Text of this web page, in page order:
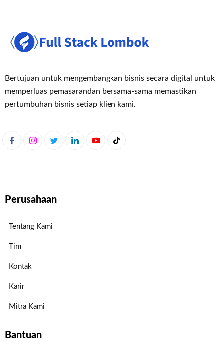
Bertujuan untuk mengembangkan bisnis secara digital untuk
memperluas pemasarandan bersama-sama memastikan
pertumbuhan bisnis setiap klien kami.
Perusahaan
Tentang Kami
Tim
Kontak
Karir
Mitra Kami
Bantuan